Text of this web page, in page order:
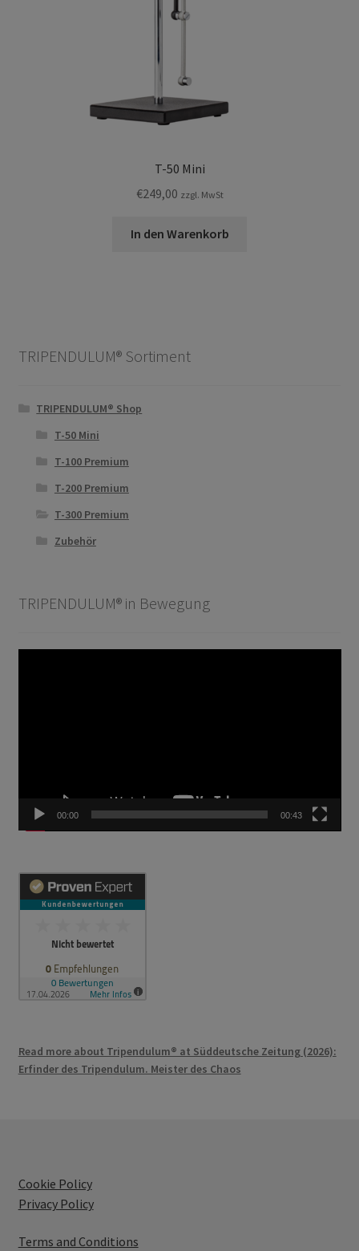
T-50 Mini
€249,00 zzgl. MwSt
In den Warenkorb
TRIPENDULUM® Sortiment
TRIPENDULUM® Shop
T-50 Mini
T-100 Premium
T-200 Premium
T-300 Premium
Zubehör
TRIPENDULUM® in Bewegung
00:00 00:43
Read more about Tripendulum® at Süddeutsche Zeitung (2026):
Erfinder des Tripendulum. Meister des Chaos
Cookie Policy
Privacy Policy
Terms and Conditions